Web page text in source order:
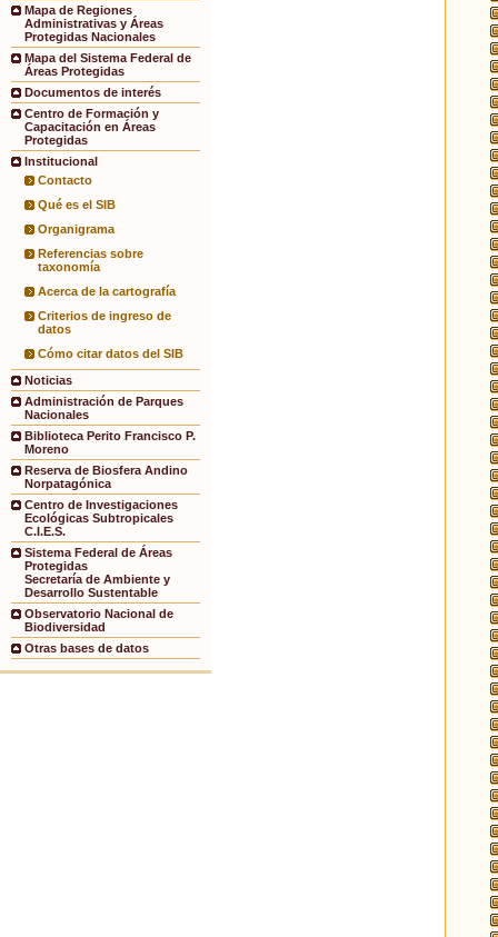
Mapa de Regiones
Administrativas y Áreas
Protegidas Nacionales
Mapa del Sistema Federal de
Áreas Protegidas
Documentos de interés
Centro de Formación y
Capacitación en Áreas
Protegidas
Institucional
Contacto
Qué es el SIB
Organigrama
Referencias sobre
taxonomía
Acerca de la cartografía
Criterios de ingreso de
datos
Cómo citar datos del SIB
Noticias
Administración de Parques
Nacionales
Biblioteca Perito Francisco P.
Moreno
Reserva de Biosfera Andino
Norpatagónica
Centro de Investigaciones
Ecológicas Subtropicales
C.I.E.S.
Sistema Federal de Áreas
Protegidas
Secretaría de Ambiente y
Desarrollo Sustentable
Observatorio Nacional de
Biodiversidad
Otras bases de datos